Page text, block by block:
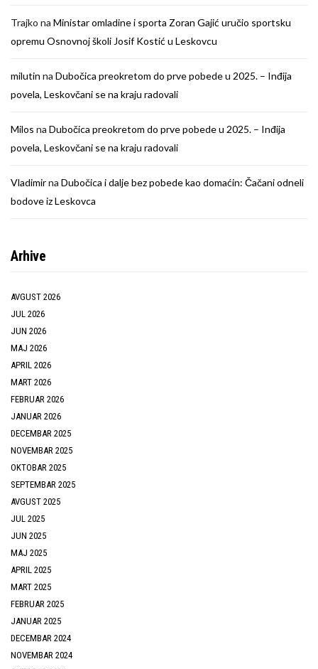
Trajko na Ministar omladine i sporta Zoran Gajić uručio sportsku
opremu Osnovnoj školi Josif Kostić u Leskovcu
milutin na Dubočica preokretom do prve pobede u 2025. – Inđija
povela, Leskovčani se na kraju radovali
Milos na Dubočica preokretom do prve pobede u 2025. – Inđija
povela, Leskovčani se na kraju radovali
Vladimirna Dubočica i dalje bez pobede kao domaćin: Čačani odneli
bodove iz Leskovca
Arhive
AVGUST 2026
JUL 2026
JUN 2026
MAJ 2026
APRIL 2026
MART 2026
FEBRUAR 2026
JANUAR 2026
DECEMBAR 2025
NOVEMBAR 2025
OKTOBAR 2025
SEPTEMBAR 2025
AVGUST 2025
JUL 2025
JUN 2025
MAJ 2025
APRIL 2025
MART 2025
FEBRUAR 2025
JANUAR 2025
DECEMBAR 2024
NOVEMBAR 2024